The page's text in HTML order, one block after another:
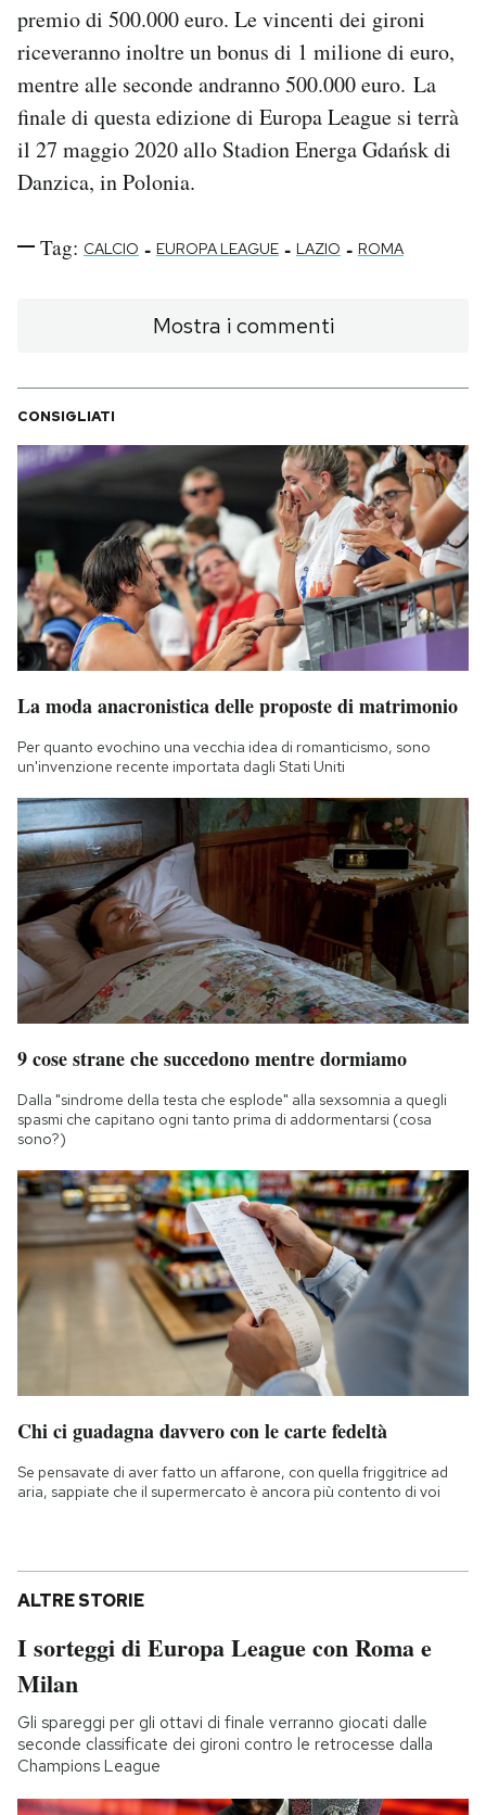
premio di 500.000 euro. Le vincenti dei gironi
riceveranno inoltre un bonus di 1 milione di euro,
mentre alle seconde andranno 500.000 euro. La
finale di questa edizione di Europa League si terrà
il 27 maggio 2020 allo Stadion Energa Gdańsk di
Danzica, in Polonia.
Tag: CALCIO - EUROPA LEAGUE - LAZIO - ROMA
Mostra i commenti
CONSIGLIATI
La moda anacronistica delle proposte di matrimonio
Per quanto evochino una vecchia idea di romanticismo, sono
un'invenzione recente importata dagli Stati Uniti
9 cose strane che succedono mentre dormiamo
Dalla "sindrome della testa che esplode" alla sexsomnia a quegli
spasmi che capitano ogni tanto prima di addormentarsi (cosa
sono?)
Chi ci guadagna davvero con le carte fedeltà
Se pensavate di aver fatto un affarone, con quella friggitrice ad
aria, sappiate che il supermercato è ancora più contento di voi
ALTRE STORIE
I sorteggi di Europa League con Roma e
Milan
Gli spareggi per gli ottavi di finale verranno giocati dalle
seconde classificate dei gironi contro le retrocesse dalla
Champions League